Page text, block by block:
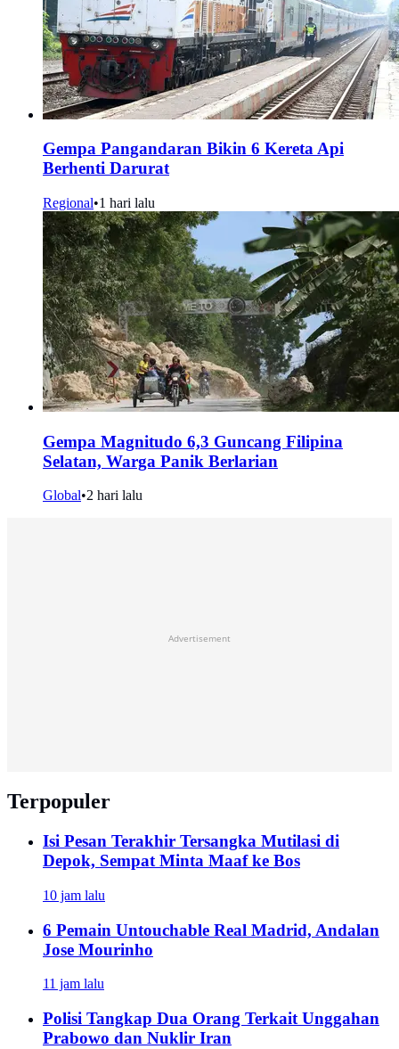
Gempa Pangandaran Bikin 6 Kereta Api
Berhenti Darurat
Regional•1 hari lalu
Gempa Magnitudo 6,3 Guncang Filipina
Selatan, Warga Panik Berlarian
Global•2 hari lalu
Advertisement
Terpopuler
Isi Pesan Terakhir Tersangka Mutilasi di
Depok, Sempat Minta Maaf ke Bos
10 jam lalu
6 Pemain Untouchable Real Madrid, Andalan
Jose Mourinho
11 jam lalu
Polisi Tangkap Dua Orang Terkait Unggahan
Prabowo dan Nuklir Iran